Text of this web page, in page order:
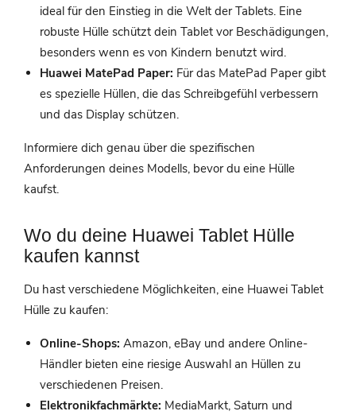
ideal für den Einstieg in die Welt der Tablets. Eine
robuste Hülle schützt dein Tablet vor Beschädigungen,
besonders wenn es von Kindern benutzt wird.
Huawei MatePad Paper: Für das MatePad Paper gibt
es spezielle Hüllen, die das Schreibgefühl verbessern
und das Display schützen.
Informiere dich genau über die spezifischen
Anforderungen deines Modells, bevor du eine Hülle
kaufst.
Wo du deine Huawei Tablet Hülle
kaufen kannst
Du hast verschiedene Möglichkeiten, eine Huawei Tablet
Hülle zu kaufen:
Online-Shops: Amazon, eBay und andere Online-
Händler bieten eine riesige Auswahl an Hüllen zu
verschiedenen Preisen.
Elektronikfachmärkte: MediaMarkt, Saturn und